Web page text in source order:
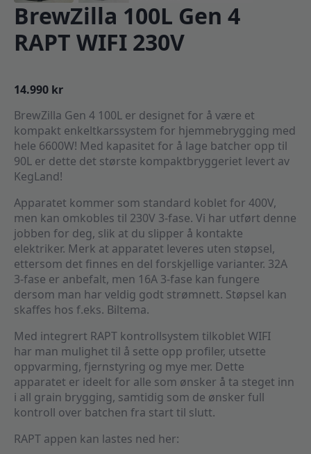
BrewZilla 100L Gen 4
RAPT WIFI 230V
14.990 kr
BrewZilla Gen 4 100L er designet for å være et
kompakt enkeltkarssystem for hjemmebrygging med
hele 6600W! Med kapasitet for å lage batcher opp til
90L er dette det største kompaktbryggeriet levert av
KegLand!
Apparatet kommer som standard koblet for 400V,
men kan omkobles til 230V 3-fase. Vi har utført denne
jobben for deg, slik at du slipper å kontakte
elektriker. Merk at apparatet leveres uten støpsel,
ettersom det finnes en del forskjellige varianter. 32A
3-fase er anbefalt, men 16A 3-fase kan fungere
dersom man har veldig godt strømnett. Støpsel kan
skaffes hos f.eks. Biltema.
Med integrert RAPT kontrollsystem tilkoblet WIFI
har man mulighet til å sette opp profiler, utsette
oppvarming, fjernstyring og mye mer. Dette
apparatet er ideelt for alle som ønsker å ta steget inn
i all grain brygging, samtidig som de ønsker full
kontroll over batchen fra start til slutt.
RAPT appen kan lastes ned her: